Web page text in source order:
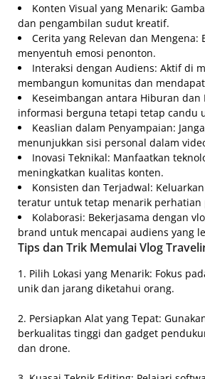
Konten Visual yang Menarik:
dan pengambilan sudut kreatif.
Cerita yang Relevan dan Mengena:
menyentuh emosi penonton.
Interaksi dengan Audiens: Aktif di
membangun komunitas dan
Keseimbangan antara Hiburan dan
informasi berguna tetapi tetap candu
Keaslian dalam Penyampaian:
menunjukkan sisi personal dalam
Inovasi Teknikal: Manfaatkan
meningkatkan kualitas konten.
Konsisten dan Terjadwal:
teratur untuk tetap menarik perhatian
Kolaborasi: Bekerjasama dengan
brand untuk mencapai audiens yang
Tips dan Trik Memulai Vlog
1. Pilih Lokasi yang Menarik: Fokus
unik dan jarang diketahui orang.
2. Persiapkan Alat yang Tepat:
berkualitas tinggi dan gadget
dan drone.